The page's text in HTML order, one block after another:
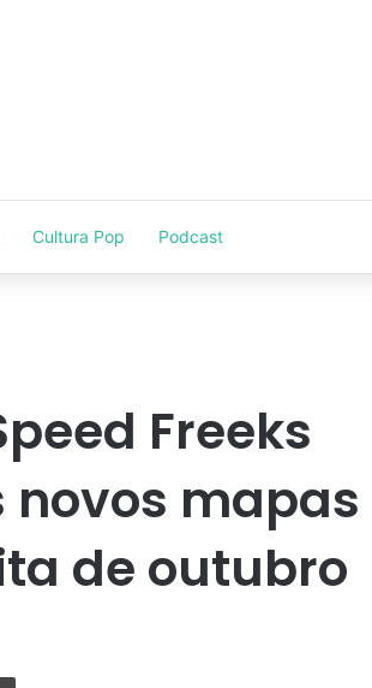
Cultura Pop Podcast
Freeks
novos mapas
de outubro
Imprimir